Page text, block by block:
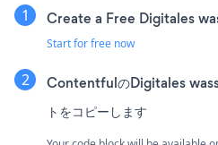
Create a Free Digitales
Start for free now
ContentfulのDigitales
トをコピーします